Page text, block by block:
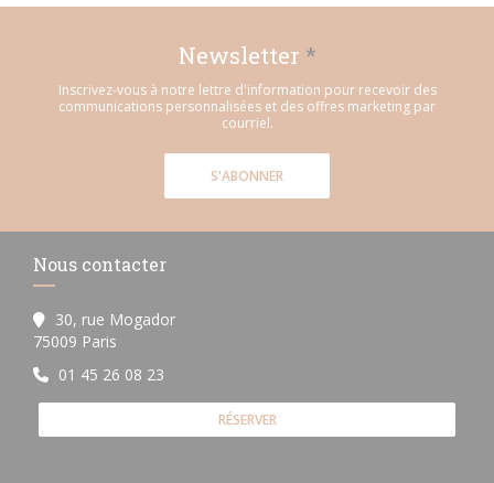
Newsletter *
Inscrivez-vous à notre lettre d'information pour recevoir des
communications personnalisées et des offres marketing par
courriel.
S'ABONNER
Nous contacter
30, rue Mogador
75009 Paris
01 45 26 08 23
RÉSERVER